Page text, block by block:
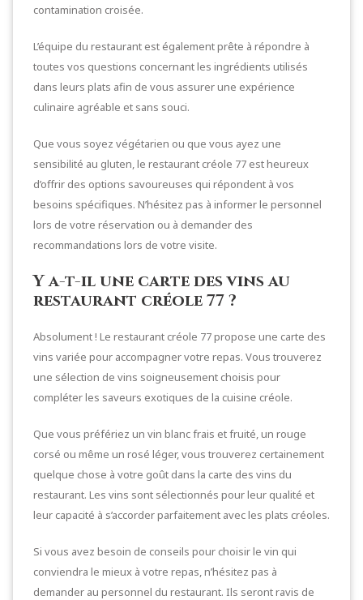
contamination croisée.
L’équipe du restaurant est également prête à répondre à
toutes vos questions concernant les ingrédients utilisés
dans leurs plats afin de vous assurer une expérience
culinaire agréable et sans souci.
Que vous soyez végétarien ou que vous ayez une
sensibilité au gluten, le restaurant créole 77 est heureux
d’offrir des options savoureuses qui répondent à vos
besoins spécifiques. N’hésitez pas à informer le personnel
lors de votre réservation ou à demander des
recommandations lors de votre visite.
Y a-t-il une carte des vins au
restaurant créole 77 ?
Absolument ! Le restaurant créole 77 propose une carte des
vins variée pour accompagner votre repas. Vous trouverez
une sélection de vins soigneusement choisis pour
compléter les saveurs exotiques de la cuisine créole.
Que vous préfériez un vin blanc frais et fruité, un rouge
corsé ou même un rosé léger, vous trouverez certainement
quelque chose à votre goût dans la carte des vins du
restaurant. Les vins sont sélectionnés pour leur qualité et
leur capacité à s’accorder parfaitement avec les plats créoles.
Si vous avez besoin de conseils pour choisir le vin qui
conviendra le mieux à votre repas, n’hésitez pas à
demander au personnel du restaurant. Ils seront ravis de